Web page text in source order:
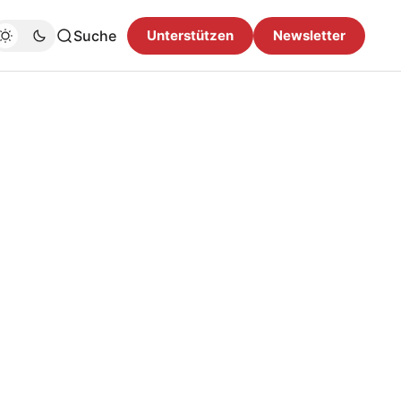
Suche Unterstützen Newsletter